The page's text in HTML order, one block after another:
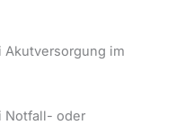
im
Notfall- oder